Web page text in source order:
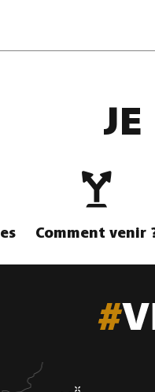
Cite Wok
BASTOGNE-À 0.3 KM
Comment venir